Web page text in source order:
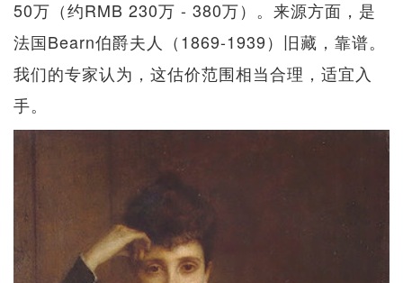
50万（约RMB 230万 - 380万）。来源方面，是
法国Bearn伯爵夫人（1869-1939）旧藏，靠谱。
我们的专家认为，这估价范围相当合理，适宜入
手。